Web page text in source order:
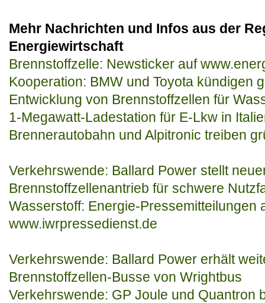
Mehr Nachrichten und Infos aus der
Energiewirtschaft
Brennstoffzelle: Newsticker auf
Kooperation: BMW und Toyota kündigen
Entwicklung von Brennstoffzellen für
1-Megawatt-Ladestation für E-Lkw in
Brennerautobahn und Alpitronic treiben
Verkehrswende: Ballard Power stellt
Brennstoffzellenantrieb für schwere
Wasserstoff: Energie-Pressemitteilungen
www.iwrpressedienst.de
Verkehrswende: Ballard Power erhält
Brennstoffzellen-Busse von Wrightbus
Verkehrswende: GP Joule und Quantron